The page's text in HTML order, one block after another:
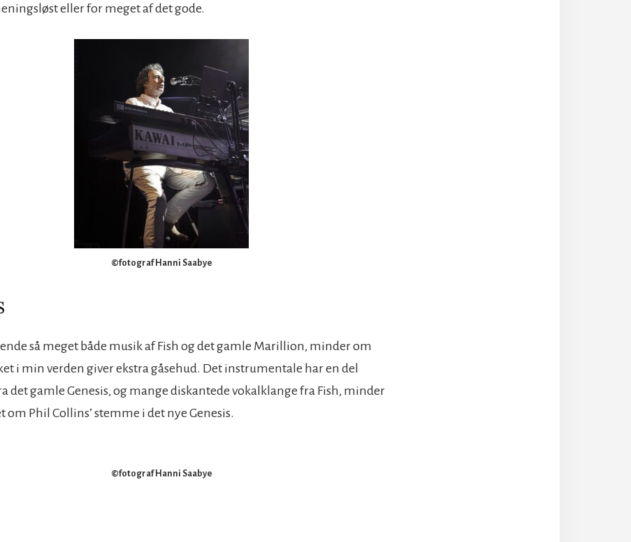
eller for meget af det gode.
©fotograf Hanni Saabye
så meget både musik af Fish og det gamle Marillion, minder om
i min verden giver ekstra gåsehud. Det instrumentale har en del
det gamle Genesis, og mange diskantede vokalklange fra Fish, minder
Phil Collins’ stemme i det nye Genesis.
©fotograf Hanni Saabye